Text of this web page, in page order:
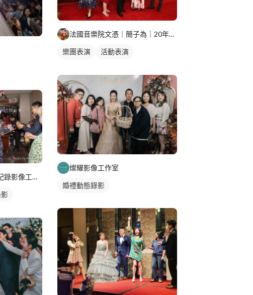
MOMO&ANDY婚禮紀錄影像工作室
法國音樂院文憑｜簡子為｜20年薩克斯風教學經驗
樂團表演
活動表演
燦耀影像工作室
婚禮動態錄影